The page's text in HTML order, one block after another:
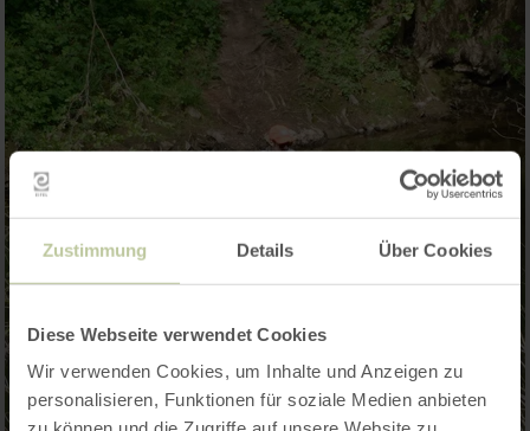
Zustimmung Details Über Cookies
Diese Webseite verwendet Cookies
Wir verwenden Cookies, um Inhalte und Anzeigen zu
personalisieren, Funktionen für soziale Medien anbieten